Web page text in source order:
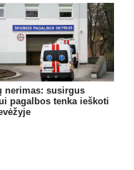
nerimas: susirgus
pagalbos tenka ieškoti